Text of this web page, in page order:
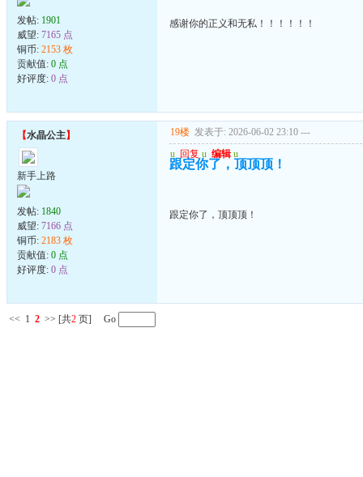
发帖: 1901
威望: 7165 点
铜币: 2153 枚
贡献值: 0 点
好评度: 0 点
感谢你的正义和无私！！！！！！
【水晶公主】
新手上路
发帖: 1840
威望: 7166 点
铜币: 2183 枚
贡献值: 0 点
好评度: 0 点
19楼 发表于: 2026-06-02 23:10 ---
u 回复 u 编辑 u
跟定你了，顶顶顶！
跟定你了，顶顶顶！
<< 1 2 >> [共2 页] Go